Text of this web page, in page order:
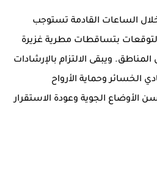
خلال الساعات القادمة تستوجب
بتساقطات مطرية غزيرة
في بعض المناطق. ويبقى الالتزام بالإرشادات
الخسائر وحماية الأرواح
الأوضاع الجوية وعودة الاستقرار